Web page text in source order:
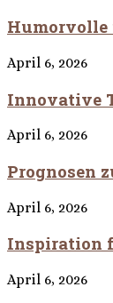
Humorvolle
April 6, 2026
Innovative
April 6, 2026
Prognosen
April 6, 2026
Inspiration
April 6, 2026